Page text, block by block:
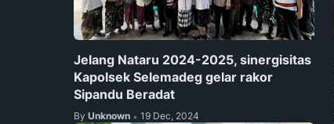
Jelang Nataru 2024-2025, sinergisitas
Kapolsek Selemadeg gelar rakor
Sipandu Beradat
By Unknown • 19 Dec, 2024